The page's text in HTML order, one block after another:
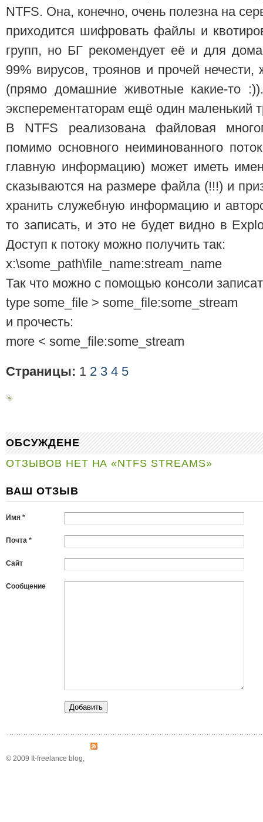
NTFS. Она, конечно, очень полезна на
приходится шифровать файлы и
групп, но БГ рекомендует её и для
99% вирусов, троянов и прочей
(прямо домашние животные какие-то
эксперементаторам ещё один маленький
В NTFS реализована файловая
помимо основного неиминованного
главную информацию) может иметь
cказываются на размере файла (!!!) и
хранить служебную информацию и
то записать, и это не будет видно в
Доступ к потоку можно получить так:
x:\some_path\file_name:stream_name
Так что можно с помощью консоли
type some_file > some_file:some_stream
и прочесть:
more < some_file:some_stream
Страницы: 1 2 3 4 5
ОБСУЖДЕНЕ
ОТЗЫВОВ НЕТ НА «NTFS STREAMS»
ВАШ ОТЗЫВ
Имя *
Почта *
Сайт
Сообщение
© 2009 It-freelance blog,